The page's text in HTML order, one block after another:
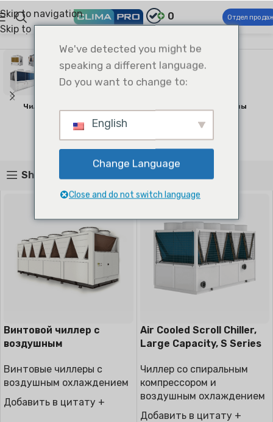
Skip to navigation
Skip to main content
0 Отдел
Climapro® Коммерческие системы ОВКВ
Коммерческие системы ОВКВ
Чиллеры С Воздушным
5 products
Изделия Со Стороны
9 products
Show sidebar
Винтовой чиллер с
воздушным
Винтовые чиллеры с
воздушным охлаждением
Добавить в цитату +
Air Cooled Scroll Chiller,
Large Capacity, S Series
Чиллер со спиральным
компрессором и
воздушным охлаждением
Добавить в цитату +
We've detected you might be
speaking a different language.
Do you want to change to:
English
Change Language
Close and do not switch language